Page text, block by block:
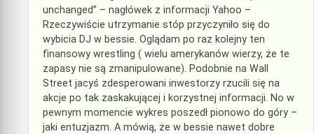
unchanged” – nagłówek z informacji Yahoo –
Rzeczywiście utrzymanie stóp przyczyniło się do
wybicia DJ w bessie. Oglądam po raz kolejny ten
finansowy wrestling ( wielu amerykanów wierzy, że te
zapasy nie są zmanipulowane). Podobnie na Wall
Street jacyś zdesperowani inwestorzy rzucili się na
akcje po tak zaskakującej i korzystnej informacji. No w
pewnym momencie wykres poszedł pionowo do góry –
jaki entuzjazm. A mówią, że w bessie nawet dobre